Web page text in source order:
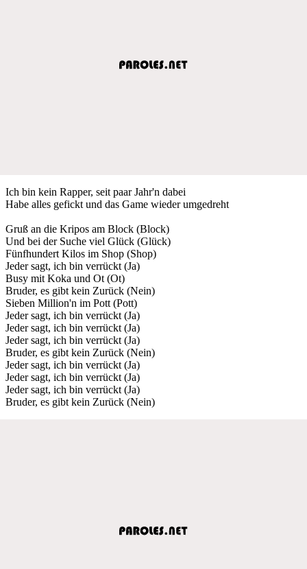
Ich bin kein Rapper, seit paar Jahr'n dabei
Habe alles gefickt und das Game wieder umgedreht
Gruß an die Kripos am Block (Block)
Und bei der Suche viel Glück (Glück)
Fünfhundert Kilos im Shop (Shop)
Jeder sagt, ich bin verrückt (Ja)
Busy mit Koka und Ot (Ot)
Bruder, es gibt kein Zurück (Nein)
Sieben Million'n im Pott (Pott)
Jeder sagt, ich bin verrückt (Ja)
Jeder sagt, ich bin verrückt (Ja)
Jeder sagt, ich bin verrückt (Ja)
Bruder, es gibt kein Zurück (Nein)
Jeder sagt, ich bin verrückt (Ja)
Jeder sagt, ich bin verrückt (Ja)
Jeder sagt, ich bin verrückt (Ja)
Bruder, es gibt kein Zurück (Nein)